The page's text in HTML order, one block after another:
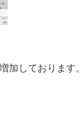
加しております。